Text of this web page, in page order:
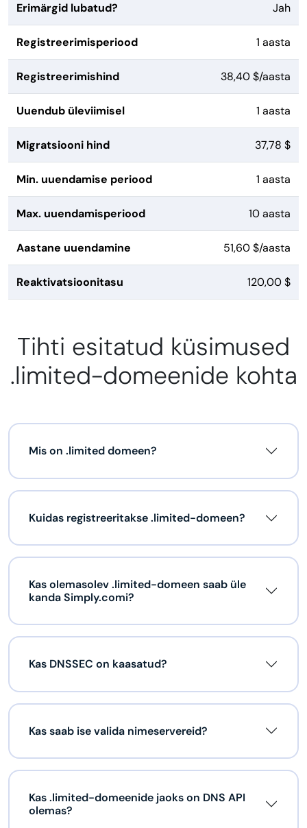
Erimärgid lubatud? Jah
Registreerimisperiood 1 aasta
Registreerimishind 38,40 $/aasta
Uuendub üleviimisel 1 aasta
Migratsiooni hind 37,78 $
Min. uuendamise periood 1 aasta
Max. uuendamisperiood 10 aasta
Aastane uuendamine 51,60 $/aasta
Reaktivatsioonitasu 120,00 $
Tihti esitatud küsimused
.limited-domeenide kohta
Mis on .limited domeen?
Kuidas registreeritakse .limited-domeen?
Kas olemasolev .limited-domeen saab üle
kanda Simply.comi?
Kas DNSSEC on kaasatud?
Kas saab ise valida nimeservereid?
Kas .limited-domeenide jaoks on DNS API
olemas?